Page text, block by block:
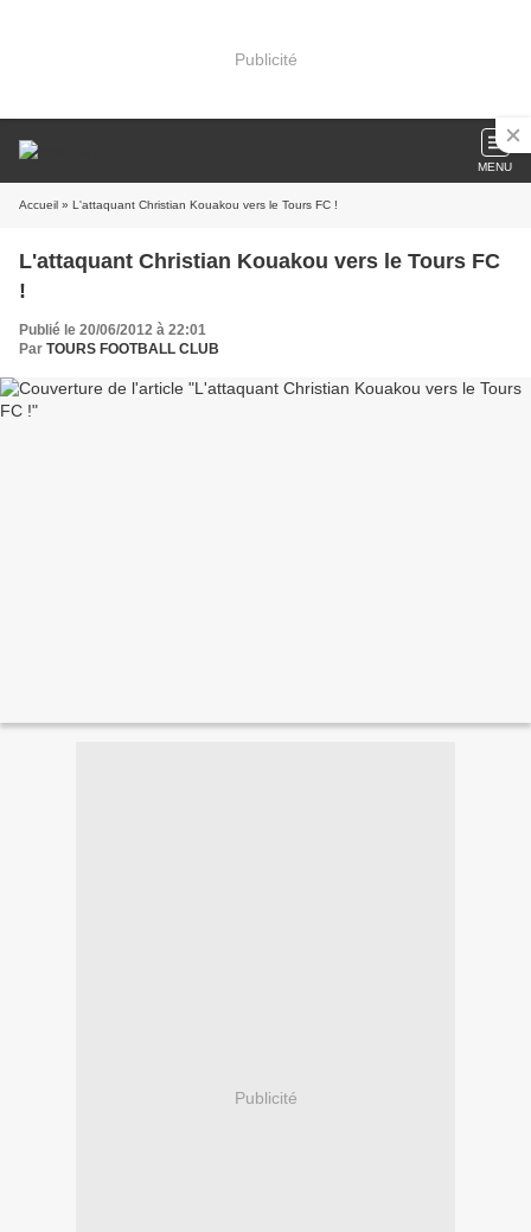
Publicité
MENU
Accueil » L'attaquant Christian Kouakou vers le Tours FC !
L'attaquant Christian Kouakou vers le Tours FC
!
Publié le 20/06/2012 à 22:01
Par TOURS FOOTBALL CLUB
Publicité